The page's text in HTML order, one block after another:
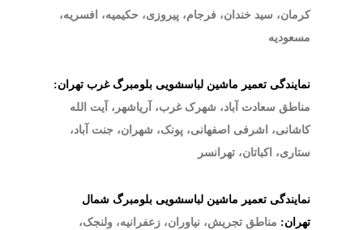
کرمان، سید خندان، فرجام، پیروزی، حکیمیه، افسریه،
مسعودیه
نمایندگی تعمیر ماشین لباسشویی بلومبرگ غرب تهران:
مناطق سعادت آباد، شهرک غرب، آریاشهر، آیت الله
کاشانی، اشرفی اصفهانی، پونک، شهران، جنت آباد،
ستاری، اکباتان، تهرانسر
نمایندگی تعمیر ماشین لباسشویی بلومبرگ شمال
تهران: مناطق تجریش، نیاوران، زعفرانیه، ولنجک،